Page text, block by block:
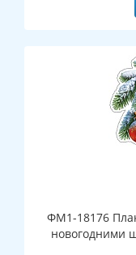
ФМ1-18176
новогодними